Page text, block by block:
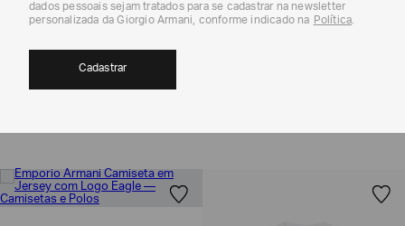
TODAS AS ROUPAS SALE MASCULINO|
EMPORIO ARMANI
dados pessoais sejam tratados para se cadastrar na newsletter
personalizada da Giorgio Armani, conforme indicado na Política.
Cadastrar